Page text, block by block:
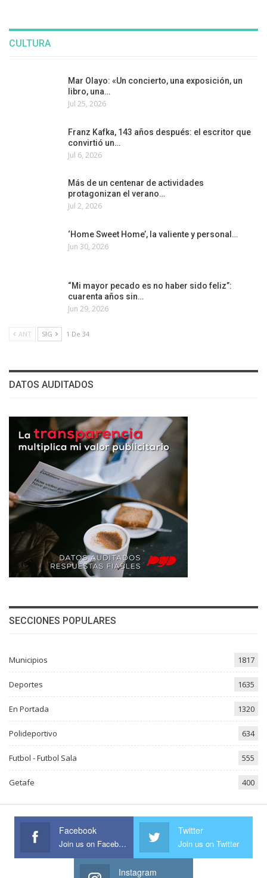
CULTURA
Mar Olayo: «Un concierto, una exposición, un
libro, una…
Jul 25, 2026
Franz Kafka, 143 años después: el escritor que
convirtió un…
Jul 6, 2026
Más de un centenar de actividades
protagonizan el verano…
Jul 2, 2026
‘Home Sweet Home’, la valiente y personal…
Jun 30, 2026
“Mi mayor pecado es no haber sido feliz”:
cuarenta años sin…
Jun 29, 2026
ANT SIG 1 De 34
DATOS AUDITADOS
SECCIONES POPULARES
Municipios 1817
Deportes 1635
En Portada 1320
Polideportivo 634
Futbol - Futbol Sala 555
Getafe 400
Facebook
Join us on Facebook
Twitter
Join us on Twitter
Instagram